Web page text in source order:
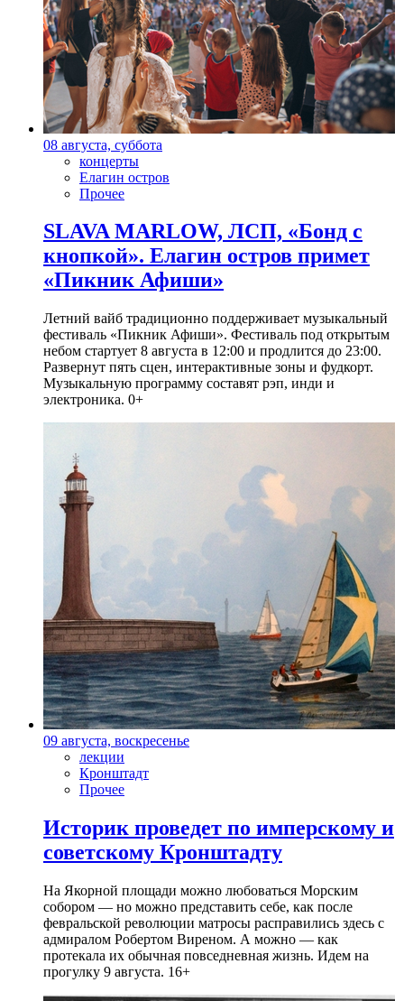
08 августа, суббота
концерты
Елагин остров
Прочее
SLAVA MARLOW, ЛСП, «Бонд с
кнопкой». Елагин остров примет
«Пикник Афиши»
Летний вайб традиционно поддерживает музыкальный
фестиваль «Пикник Афиши». Фестиваль под открытым
небом стартует 8 августа в 12:00 и продлится до 23:00.
Развернут пять сцен, интерактивные зоны и фудкорт.
Музыкальную программу составят рэп, инди и
электроника. 0+
09 августа, воскресенье
лекции
Кронштадт
Прочее
Историк проведет по имперскому и
советскому Кронштадту
На Якорной площади можно любоваться Морским
собором — но можно представить себе, как после
февральской революции матросы расправились здесь с
адмиралом Робертом Виреном. А можно — как
протекала их обычная повседневная жизнь. Идем на
прогулку 9 августа. 16+